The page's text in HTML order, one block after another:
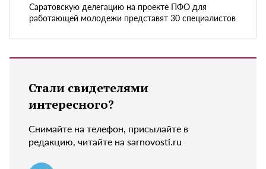
Саратовскую делегацию на проекте ПФО для
работающей молодежи представят 30 специалистов
Стали свидетелями
интересного?
Снимайте на телефон, присылайте в
редакцию, читайте на sarnovosti.ru